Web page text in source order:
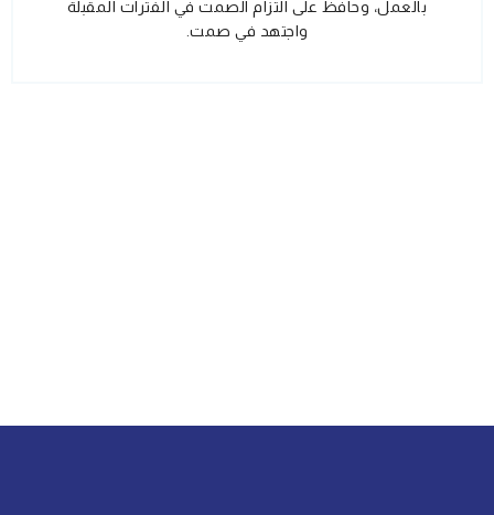
بالعمل، وحافظ على التزام الصمت في الفترات المقبلة
واجتهد في صمت.